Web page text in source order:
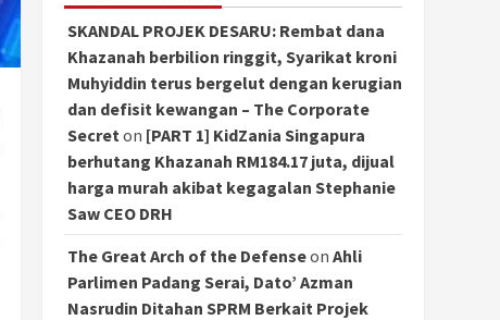
SKANDAL PROJEK DESARU: Rembat dana
Khazanah berbilion ringgit, Syarikat kroni
Muhyiddin terus bergelut dengan kerugian
dan defisit kewangan – The Corporate
Secret on [PART 1] KidZania Singapura
berhutang Khazanah RM184.17 juta, dijual
harga murah akibat kegagalan Stephanie
Saw CEO DRH
The Great Arch of the Defenseon Ahli
Parlimen Padang Serai, Dato’ Azman
Nasrudin Ditahan SPRM Berkait Projek